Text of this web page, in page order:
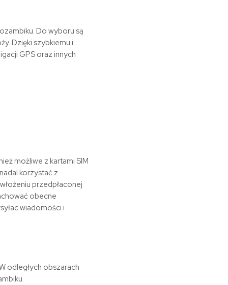
Do wyboru są
Dzięki szybkiemu i
GPS oraz innych
możliwe z kartami SIM
korzystać z
przedpłaconej
obecne
wiadomości i
odległych obszarach